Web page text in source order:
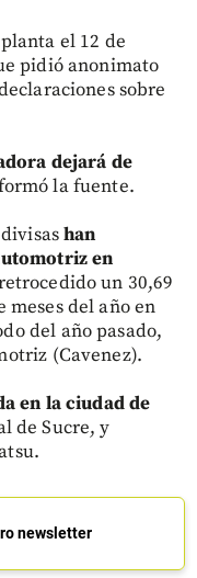
el 12 de
pidió anonimato
sobre
dejará de
la fuente.
divisashan
en
un 30,69
del año en
del año pasado,
(Cavenez).
en la ciudad de
de Sucre, y
newsletter